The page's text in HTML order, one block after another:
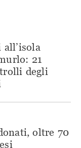
21
degli
oltre 70